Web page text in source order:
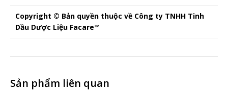
Copyright © Bản quyền thuộc về Công ty TNHH Tinh
Dầu Dược Liệu Facare™
Sản phẩm liên quan